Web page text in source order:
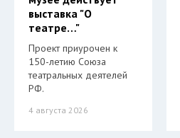
выставка "О
театре…"
Проект приурочен к
150-летию Союза
театральных деятелей
РФ.
4 августа 2026